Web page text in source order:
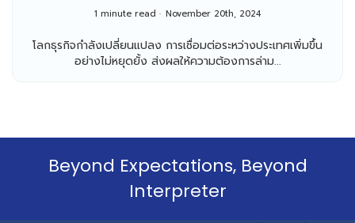
1 minute read November 20th, 2024
โลกธุรกิจกำลังเปลี่ยนแปลง การเชื่อมต่อระหว่างประเทศเพิ่มขึ้น
อย่างไม่หยุดยั้ง ส่งผลให้ความต้องการล่าม...
Beyond Expectations, Beyond
Interpreter